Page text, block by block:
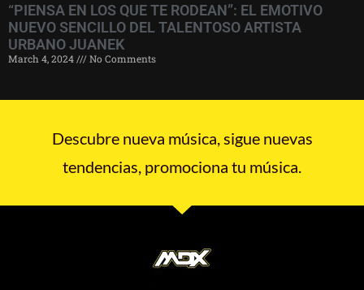
“PIENSA EN LOS QUE TE RODEAN”: EL EMOTIVO
NUEVO SENCILLO DEL TALENTOSO ARTISTA
URBANO JUANEK
March 4, 2024 No Comments
Descubre nueva música, sigue nuevas
tendencias, promociona tu música.